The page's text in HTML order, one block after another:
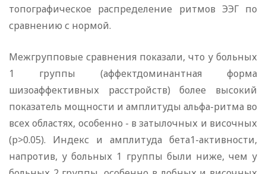
топографическое распределение ритмов ЭЭГ по
сравнению с нормой.
Межгрупповые сравнения показали, что у больных
1 группы (аффектдоминантная форма
шизоаффективных расстройств) более высокий
показатель мощности и амплитуды альфа-ритма во
всех областях, особенно - в затылочных и височных
(р>0.05). Индекс и амплитуда бета1-активности,
напротив, у больных 1 группы были ниже, чем у